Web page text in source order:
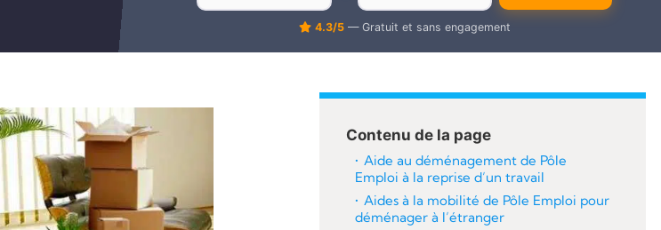
4.3/5— Gratuit et sans engagement
Contenu de la page
Aide au déménagement de Pôle
Emploi à la reprise d’un travail
Aides à la mobilité de Pôle Emploi pour
déménager à l’étranger